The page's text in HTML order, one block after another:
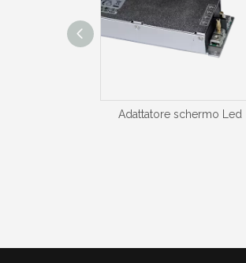
Adattatore schermo Led